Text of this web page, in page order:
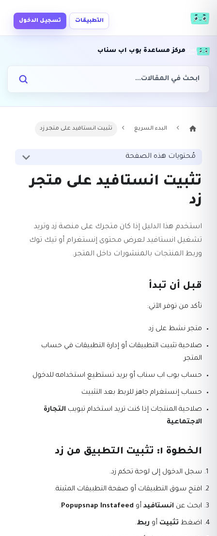
التطبيقات تسجيل الدخول
مركز مساعدة بوب اب سناب
البدء السريع تثبيت انستافيد على متجر زد
مُحتويات هذه الصفحة
تثبيت انستافيد على متجر
زد
استخدم هذا الدليل إذا كان متجرك على منصة زد وتريد
تشغيل انستافيد لعرض محتوى إنستغرام أو تيك توك
وربط المنتجات بالمنشورات داخل المتجر.
قبل أن تبدأ
تأكد من توفر الآتي:
متجر نشط على زد
صلاحية تثبيت التطبيقات أو إدارة التطبيقات في حساب
المتجر
حساب بوب اب سناب أو بريد تستطيع استخدامه للدخول
حساب إنستغرام جاهز للربط بعد التثبيت
صلاحية المنتجات إذا كنت تريد استخدام تبويب التجارة
الاجتماعية
الخطوة ١: تثبيت التطبيق من زد
سجل الدخول إلى لوحة تحكم زد.
افتح سوق التطبيقات أو صفحة التطبيقات المثبتة.
ابحث عن انستافيد أو Popupsnap Instafeed
.
اضغط تثبيت أو ربط.